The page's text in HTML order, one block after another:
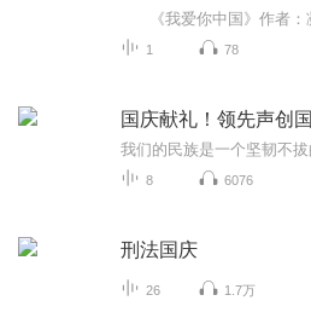
1 78
国庆献礼！领先声创
8 6076
刑法国庆
26 1.7万